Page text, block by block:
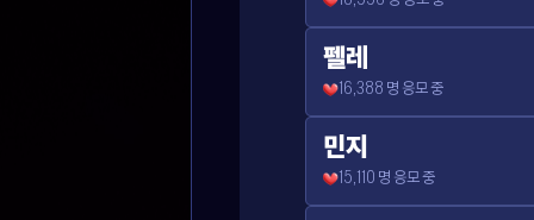
펠레
16,388 명 응모 중
민지
15,110 명 응모 중